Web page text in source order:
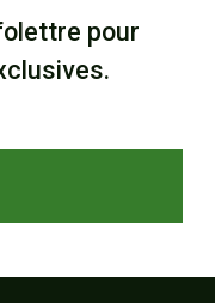
pour